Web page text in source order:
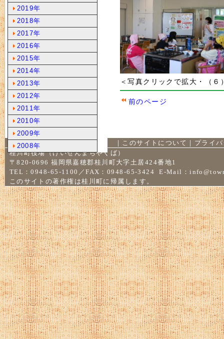
＜写真クリックで拡大・（
前のページ
2019年
2018年
2017年
2016年
2015年
2014年
2013年
2012年
2011年
2010年
2009年
2008年
｜ このサイトについて ｜ プライ
桂川町役場（けいせんまちやくば）
〒820-0696 福岡県嘉穂郡桂川町大字土居424番地1
TEL：0948-65-1100／FAX：0948-65-3424 E-Mail：
このサイトの著作権は桂川町に帰属します。